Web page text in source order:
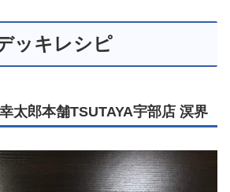
ッキレシピ
太郎本舗TSUTAYA宇部店 溟界